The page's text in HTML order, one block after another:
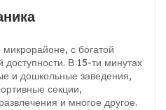
с богатой
доступности. В 15-ти минутах
и дошкольные заведения,
секции,
и многое другое.